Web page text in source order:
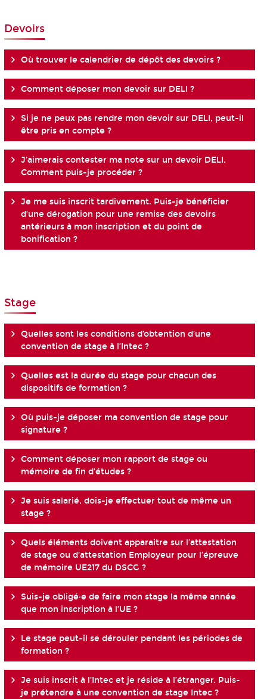
Devoirs
Où trouver le calendrier de dépôt des devoirs ?
Comment déposer mon devoir sur DELI ?
Si je ne peux pas rendre mon devoir sur DELI, peut-il
être pris en compte ?
J’aimerais contester ma note sur un devoir DELI.
Comment puis-je procéder ?
Je me suis inscrit tardivement. Puis-je bénéficier
d’une dérogation pour une remise des devoirs
antérieurs à mon inscription et du point de
bonification ?
Stage
Quelles sont les conditions d’obtention d’une
convention de stage à l’Intec ?
Quelles est la durée du stage pour chacun des
dispositifs de formation ?
Où puis-je déposer ma convention de stage pour
signature ?
Comment déposer mon rapport de stage ou
mémoire de fin d’études ?
Je suis salarié, dois-je effectuer tout de même un
stage ?
Quels éléments doivent apparaitre sur l’attestation
de stage ou d’attestation Employeur pour l’épreuve
de mémoire UE217 du DSCG ?
Suis-je obligé·e de faire mon stage la même année
que mon inscription à l’UE ?
Le stage peut-il se dérouler pendant les périodes de
formation ?
Je suis inscrit à l’Intec et je réside à l’étranger. Puis-
je prétendre à une convention de stage Intec ?